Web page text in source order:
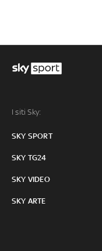
I siti Sky:
SKY SPORT
SKY TG24
SKY VIDEO
SKY ARTE